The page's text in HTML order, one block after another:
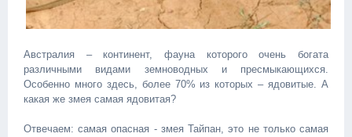
Австралия – континент, фауна которого очень богата
различными видами земноводных и пресмыкающихся.
Особенно много здесь, более 70% из которых – ядовитые. А
какая же змея самая ядовитая?
Отвечаем: самая опасная - змея Тайпан, это не только самая